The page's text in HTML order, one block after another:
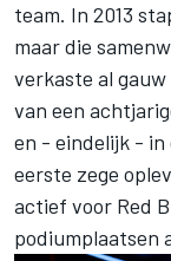
team. In 2013
maar die
verkaste al
van een
en - eindelijk -
eerste zege
actief voor Red
podiumplaatsen